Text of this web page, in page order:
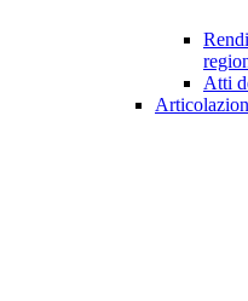
Atti